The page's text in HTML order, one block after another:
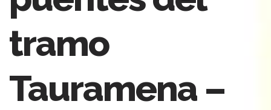
tramo
Tauramena –